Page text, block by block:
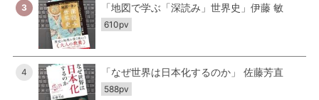
3 「地図で学ぶ「深読み」世界史」伊藤 敏
610pv
4 「なぜ世界は日本化するのか」 佐藤芳直
588pv